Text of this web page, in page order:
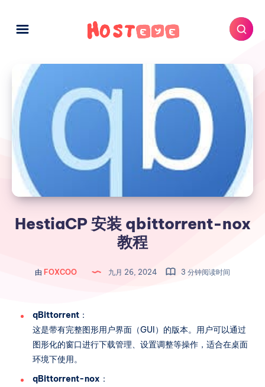
HestiaCP 安装 qbittorrent-nox
教程
由 FOXCOO 九月 26, 2024 3 分钟阅读时间
qBittorrent ：
这是带有完整图形用户界面（GUI）的版本。用户可以通过
图形化的窗口进行下载管理、设置调整等操作，适合在桌面
环境下使用。
qBittorrent-nox ：